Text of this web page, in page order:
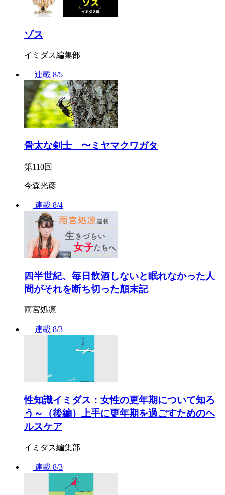
ゾス
イミダス編集部
連載 8/5
骨太な剣士 〜ミヤマクワガタ
第110回
今森光彦
連載 8/4
四半世紀、毎日飲酒しないと眠れなかった人
間がそれを断ち切った顛末記
雨宮処凛
連載 8/3
性知識イミダス：女性の更年期について知ろ
う～（後編）上手に更年期を過ごすためのヘ
ルスケア
イミダス編集部
連載 8/3